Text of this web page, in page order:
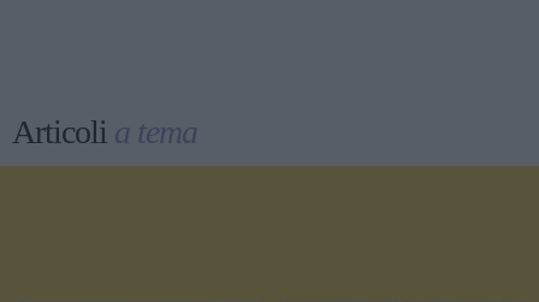
Articoli a tema